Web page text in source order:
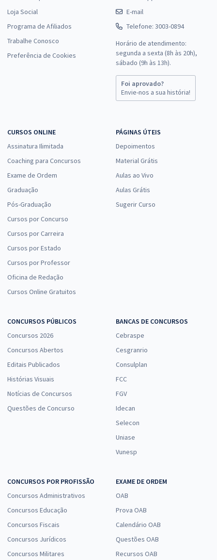
Loja Social
Programa de Afiliados
Trabalhe Conosco
Preferência de Cookies
E-mail
Telefone: 3003-0894
Horário de atendimento:
segunda a sexta (8h às 20h),
sábado (9h às 13h).
Foi aprovado?
Envie-nos a sua história!
CURSOS ONLINE
Assinatura Ilimitada
Coaching para Concursos
Exame de Ordem
Graduação
Pós-Graduação
Cursos por Concurso
Cursos por Carreira
Cursos por Estado
Cursos por Professor
Oficina de Redação
Cursos Online Gratuitos
PÁGINAS ÚTEIS
Depoimentos
Material Grátis
Aulas ao Vivo
Aulas Grátis
Sugerir Curso
CONCURSOS PÚBLICOS
Concursos 2026
Concursos Abertos
Editais Publicados
Histórias Visuais
Notícias de Concursos
Questões de Concurso
BANCAS DE CONCURSOS
Cebraspe
Cesgranrio
Consulplan
FCC
FGV
Idecan
Selecon
Uniase
Vunesp
CONCURSOS POR PROFISSÃO
Concursos Administrativos
Concursos Educação
Concursos Fiscais
Concursos Jurídicos
Concursos Militares
EXAME DE ORDEM
OAB
Prova OAB
Calendário OAB
Questões OAB
Recursos OAB